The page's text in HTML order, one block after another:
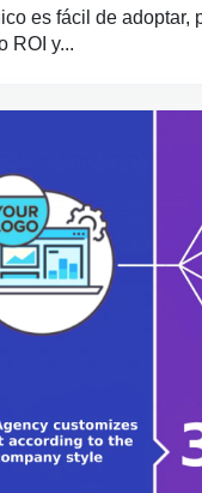
es fácil de adoptar,
ROI y...